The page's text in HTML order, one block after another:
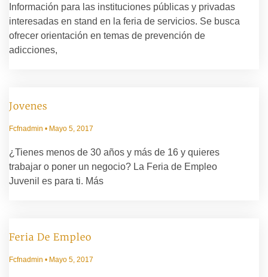
Información para las instituciones públicas y privadas
interesadas en stand en la feria de servicios. Se busca
ofrecer orientación en temas de prevención de
adicciones,
Jovenes
Fcfnadmin Mayo 5, 2017
¿Tienes menos de 30 años y más de 16 y quieres
trabajar o poner un negocio? La Feria de Empleo
Juvenil es para ti. Más
Feria De Empleo
Fcfnadmin Mayo 5, 2017